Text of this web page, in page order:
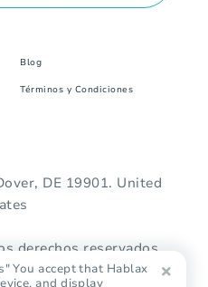
Blog
Términos y Condiciones
DE 19901. United
derechos reservados.
You accept that Hablax
and display